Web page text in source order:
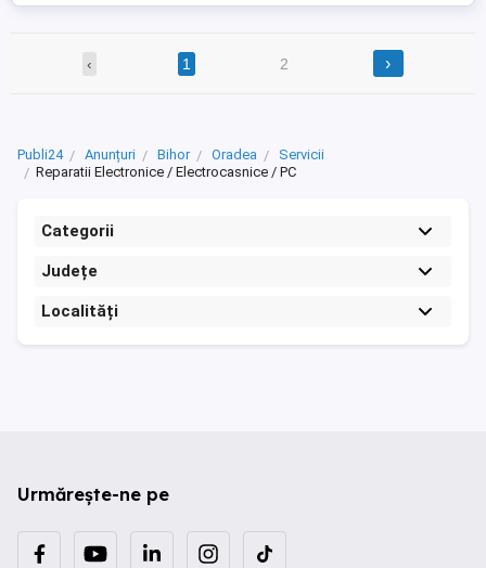
‹ 1 2 ›
Publi24 Anunțuri Bihor Oradea
Servicii
Reparatii Electronice / Electrocasnice / PC
Categorii
Județe
Localități
Urmărește-ne pe